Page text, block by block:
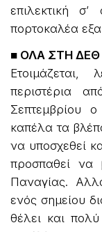
επιλεκτική
πορτοκαλέα
■ ΟΛΑ ΣΤΗ ΔΕΘ
περιστέρια
Σεπτεμβρίου
καπέλα τα
να υποσχεθεί
προσπαθεί να
Παναγίας.
ενός σημείου
θέλει και